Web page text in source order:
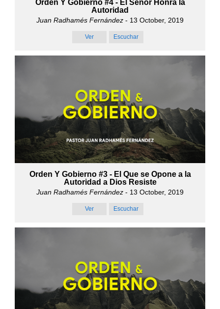
Orden Y Gobierno #4 - El Señor Honra la
Autoridad
Juan Radhamés Fernández - 13 October, 2019
Ver Escuchar
Orden Y Gobierno #3 - El Que se Opone a la
Autoridad a Dios Resiste
Juan Radhamés Fernández - 13 October, 2019
Ver Escuchar